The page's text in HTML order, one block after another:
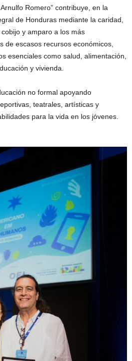
Romero” contribuye, en la
de Honduras mediante la caridad,
y amparo a los más
de escasos recursos económicos,
esenciales como salud, alimentación,
y vivienda.
no formal apoyando
teatrales, artísticas y
para la vida en los jóvenes.